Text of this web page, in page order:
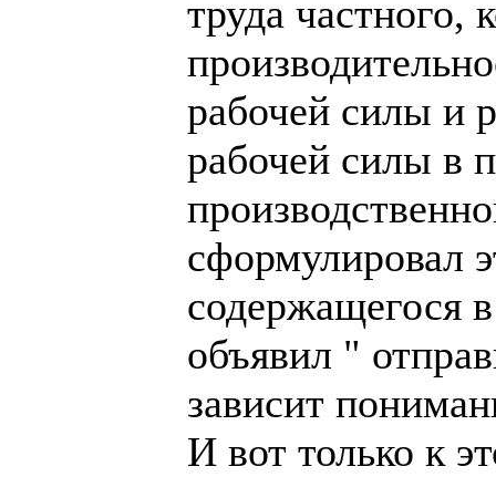
труда частного,
рабочей силы и
рабочей силы в
сформулировал
содержащегося
объявил "
зависит
И вот только к